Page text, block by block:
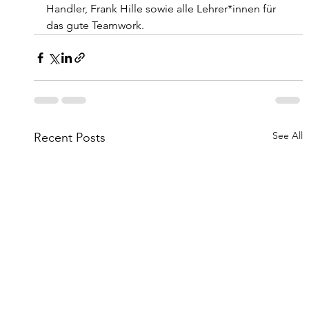
Handler, Frank Hille sowie alle Lehrer*innen für
das gute Teamwork.
Recent Posts See All